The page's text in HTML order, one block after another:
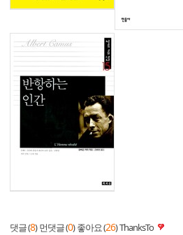
댓글 (8) 먼댓글 (0) 좋아요 (26)ThanksTo